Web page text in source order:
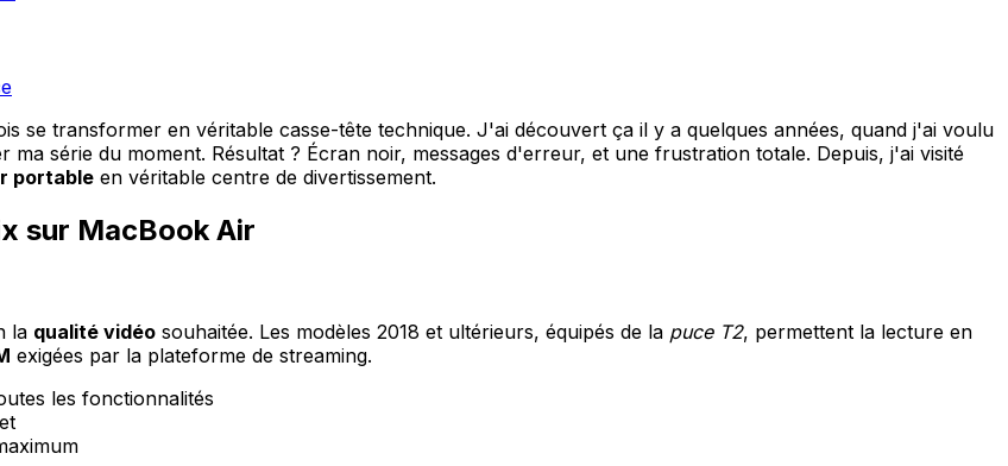
se transformer en véritable casse-tête technique. J'ai découvert ça il y a quelques années, quand j'ai voulu
série du moment. Résultat ? Écran noir, messages d'erreur, et une frustration totale. Depuis, j'ai visité
portable en véritable centre de divertissement.
sur MacBook Air
la qualité vidéo souhaitée. Les modèles 2018 et ultérieurs, équipés de la puce T2, permettent la lecture en
exigées par la plateforme de streaming.
les fonctionnalités